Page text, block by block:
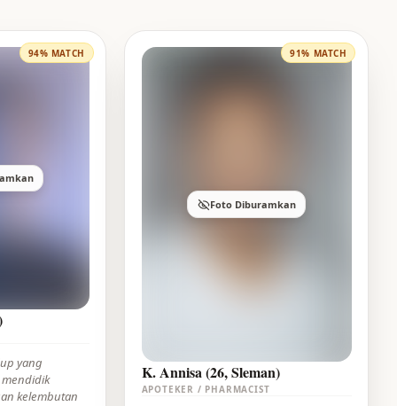
94% MATCH
yang
kelembutan
91% MATCH
Foto Diburamkan
K. Annisa (26, Sleman)
APOTEKER / PHARMACIST